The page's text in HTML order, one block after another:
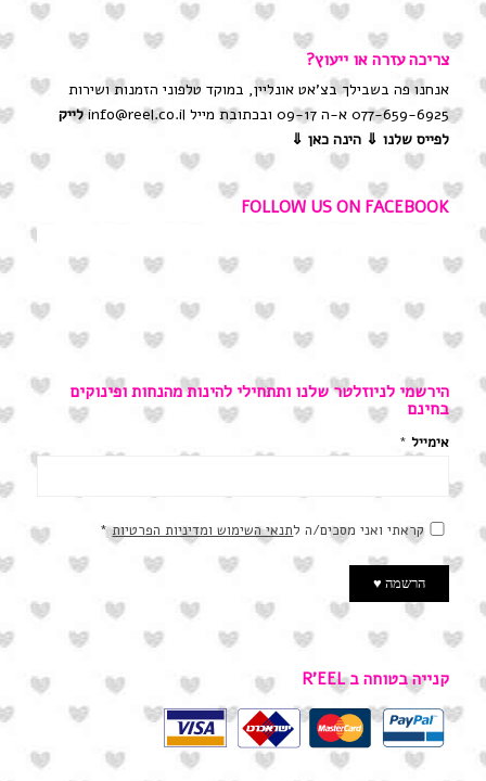
צריכה עזרה או ייעוץ?
אנחנו פה בשבילך בצ'אט אונליין, במוקד טלפוני הזמנות ושירות
077-659-6925 א-ה 09-17 ובכתובת מייל info@reel.co.il
לייק
לפייס שלנו ⇓ הינה כאן ⇓
FOLLOW US ON FACEBOOK
הירשמי לניוזלטר שלנו ותתחילי להינות מהנחות ופינוקים
בחינם
אימייל *
קראתי ואני מסכים/ה לתנאי השימוש ומדיניות הפרטיות*
קנייה בטוחה ב R’EEL